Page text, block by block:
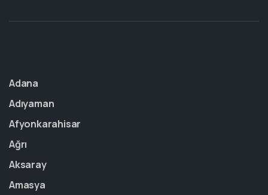
Adana
Adıyaman
Afyonkarahisar
Ağrı
Aksaray
Amasya